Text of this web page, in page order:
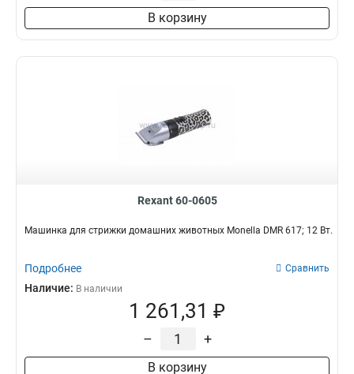
В корзину
Rexant 60-0605
Машинка для стрижки домашних животных Monella DMR 617; 12 Вт.
Подробнее Сравнить
Наличие: В наличии
1 261,31 ₽
– +
В корзину